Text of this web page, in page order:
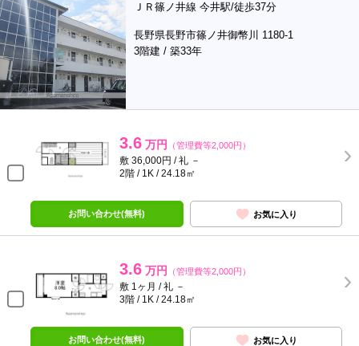
ＪＲ篠ノ井線 今井駅/徒歩37分
長野県長野市篠ノ井御幣川 1180-1
3階建 / 築33年
3.6 万円 （管理費等2,000円）
敷 36,000円 / 礼 －
2階 / 1K / 24.18㎡
お問い合わせ(無料) お気に入り
3.6 万円 （管理費等2,000円）
敷 1ヶ月 / 礼 －
3階 / 1K / 24.18㎡
お問い合わせ(無料) お気に入り